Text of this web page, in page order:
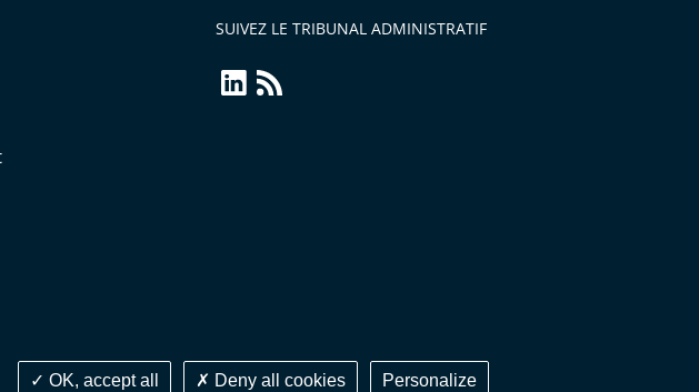
OK, accept all Deny all cookies Personalize
SUIVEZ LE TRIBUNAL ADMINISTRATIF
linkedin
Flux
RSS